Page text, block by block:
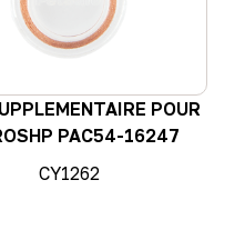
POUR
PAC54-16247
CY1262